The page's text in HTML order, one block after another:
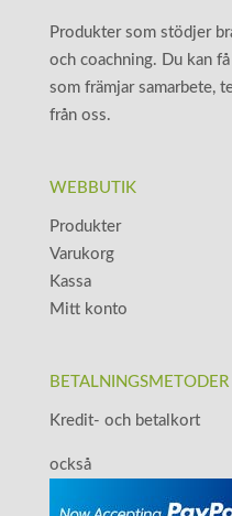
Produkter som stödjer
och coachning. Du kan
som främjar samarbete,
från oss.
WEBBUTIK
Produkter
Varukorg
Kassa
Mitt konto
BETALNINGSMETODER
Kredit- och betalkort
också